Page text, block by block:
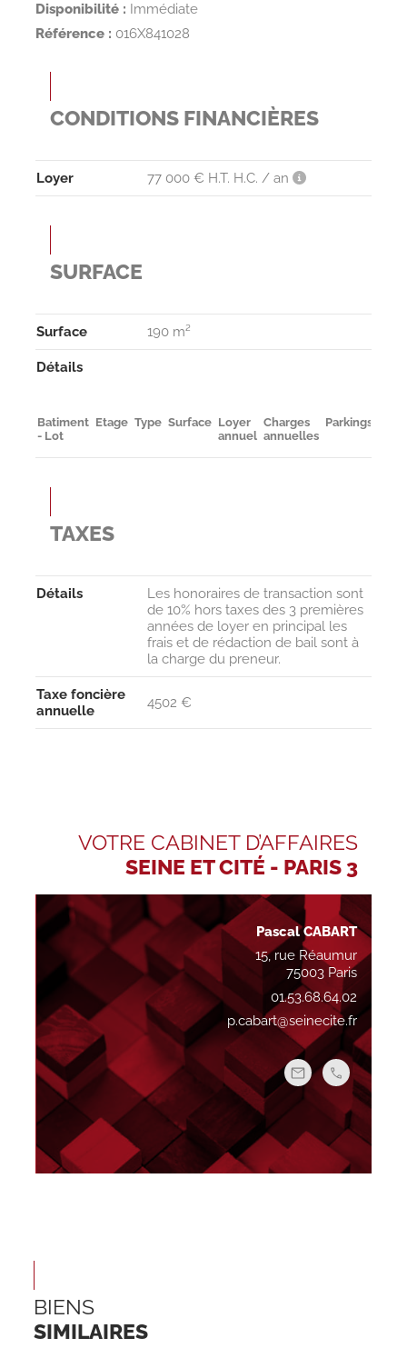
Disponibilité : Immédiate
Référence : 016X841028
CONDITIONS FINANCIÈRES
Loyer 77 000 € H.T. H.C. / an
SURFACE
Surface 190 m²
Détails
Batiment
- Lot
Etage Type Surface Loyer
annuel
Charges
annuelles
Parkings
TAXES
Détails
Les honoraires de transaction sont
de 10% hors taxes des 3 premières
années de loyer en principal les
frais et de rédaction de bail sont à
la charge du preneur.
Taxe foncière
annuelle
4502 €
VOTRE CABINET D’AFFAIRES
SEINE ET CITÉ - PARIS 3
Pascal CABART
15, rue Réaumur
75003 Paris
01.53.68.64.02
p.cabart@seinecite.fr
BIENS
SIMILAIRES